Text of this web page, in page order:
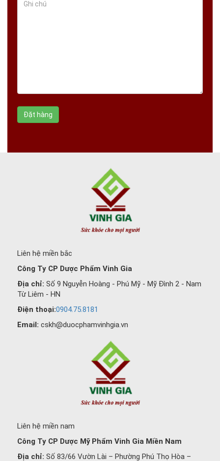
Liên hệ miền bắc
Công Ty CP Dược Phẩm Vinh Gia
Địa chỉ: Số 9 Nguyễn Hoàng - Phú Mỹ - Mỹ Đình 2 - Nam
Từ Liêm - HN
Điện thoại:0904.75.8181
Email: cskh@duocphamvinhgia.vn
Liên hệ miền nam
Công Ty CP Dược Mỹ Phẩm Vinh Gia Miền Nam
Địa chỉ: Số 83/66 Vườn Lài – Phường Phú Thọ Hòa –